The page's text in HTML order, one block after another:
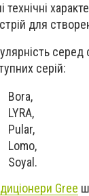
технічні
для
серій:
Bora,
LYRA,
Pular,
Lomo,
Soyal.
Gree